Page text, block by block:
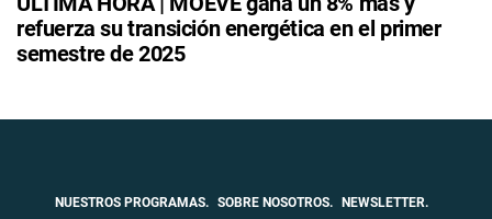
refuerza su transición energética en el primer
semestre de 2025
NUESTROS PROGRAMAS. SOBRE NOSOTROS. NEWSLETTER.